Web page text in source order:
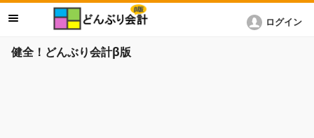
健全！どんぶり会計β版
ログイン